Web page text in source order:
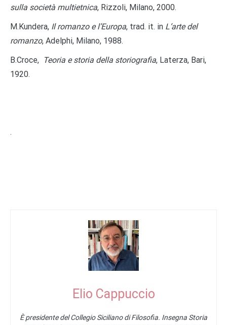
sulla società multietnica, Rizzoli, Milano, 2000.
M.Kundera, Il romanzo e l’Europa, trad. it. in L’arte del
romanzo, Adelphi, Milano, 1988.
B.Croce, Teoria e storia della storiografia, Laterza, Bari,
1920.
.
Elio Cappuccio
È presidente del Collegio Siciliano di Filosofia. Insegna Storia